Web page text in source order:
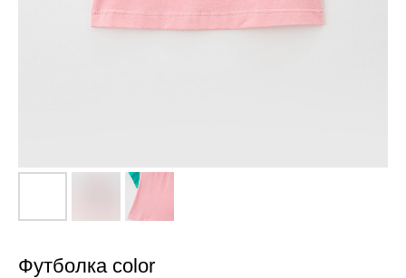
Футболка color